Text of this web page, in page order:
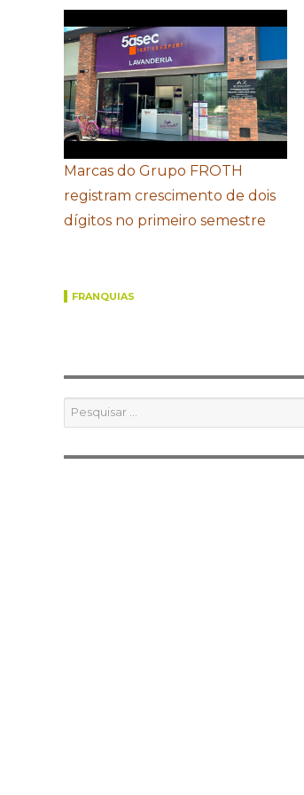
Marcas do Grupo FROTH
registram crescimento de dois
dígitos no primeiro semestre
FRANQUIAS
Pesquisar